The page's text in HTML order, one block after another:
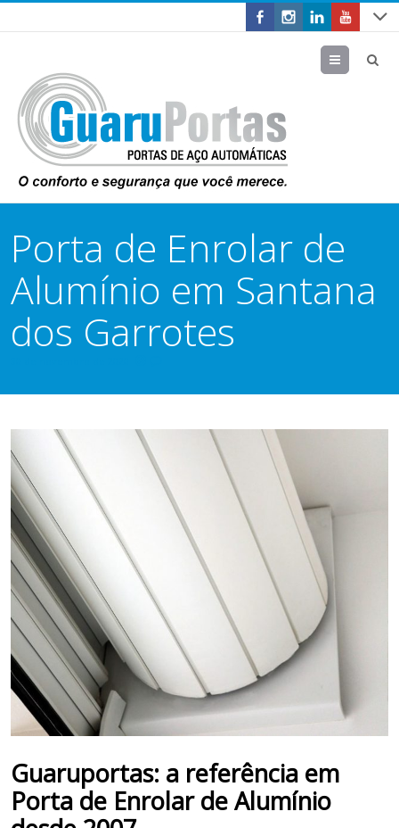
Menu
Porta de Enrolar de
Alumínio em Santana
dos Garrotes
Guaruportas: a referência em
Porta de Enrolar de Alumínio